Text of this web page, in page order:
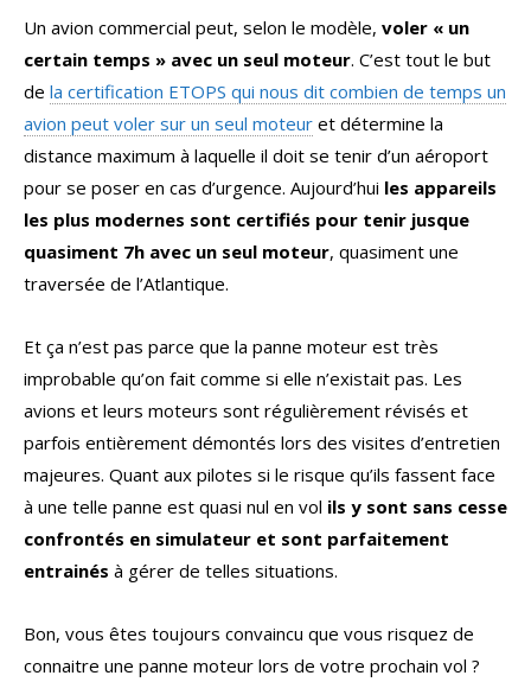
Un avion commercial peut, selon le modèle, voler « un
certain temps » avec un seul moteur. C’est tout le but
de la certification ETOPS qui nous dit combien de temps un
avion peut voler sur un seul moteur et détermine la
distance maximum à laquelle il doit se tenir d’un aéroport
pour se poser en cas d’urgence. Aujourd’hui les appareils
les plus modernes sont certifiés pour tenir jusque
quasiment 7h avec un seul moteur, quasiment une
traversée de l’Atlantique.
Et ça n’est pas parce que la panne moteur est très
improbable qu’on fait comme si elle n’existait pas. Les
avions et leurs moteurs sont régulièrement révisés et
parfois entièrement démontés lors des visites d’entretien
majeures. Quant aux pilotes si le risque qu’ils fassent face
à une telle panne est quasi nul en vol ils y sont sans cesse
confrontés en simulateur et sont parfaitement
entrainés à gérer de telles situations.
Bon, vous êtes toujours convaincu que vous risquez de
connaitre une panne moteur lors de votre prochain vol ?